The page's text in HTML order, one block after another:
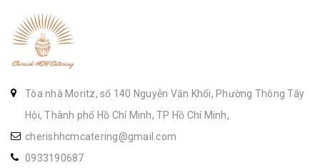
Tòa nhà Moritz, số 140 Nguyễn Văn Khối, Phường Thông Tây
Hội, Thành phố Hồ Chí Minh, TP Hồ Chí Minh,
cherishhcmcatering@gmail.com
0933190687